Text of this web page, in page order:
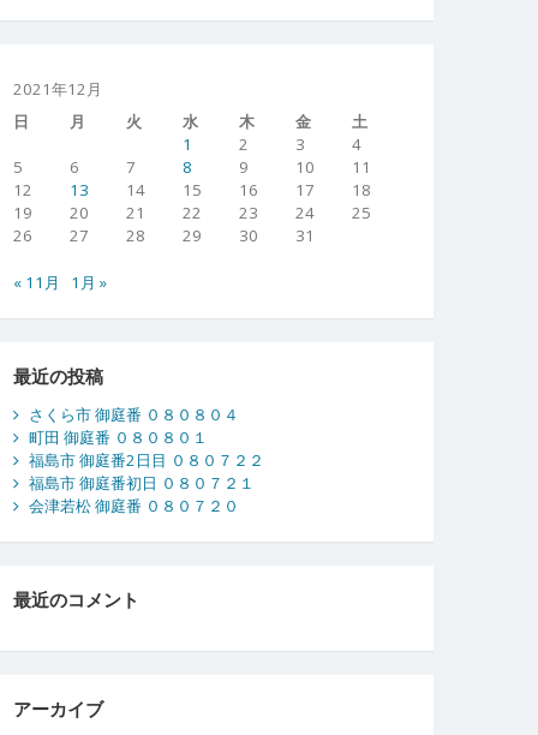
2021年12月
日
月 火 水 木 金
土
1
2 3
4
5
6 7 8 9 10
11
12
13 14 15 16 17
18
19
20 21 22 23 24
25
26
27 28 29 30 31
« 11月 1月 »
最近の投稿
さくら市 御庭番 ０８０８０４
町田 御庭番 ０８０８０１
福島市 御庭番2日目 ０８０７２２
福島市 御庭番初日 ０８０７２１
会津若松 御庭番 ０８０７２０
最近のコメント
アーカイブ